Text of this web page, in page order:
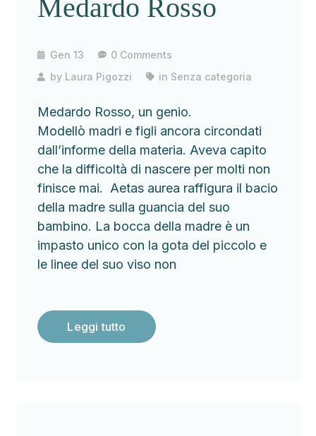
Medardo Rosso
Gen 13
0 Comments
by Laura Pigozzi in Senza categoria
Medardo Rosso, un genio.
Modellò madri e figli ancora circondati
dall’informe della materia. Aveva capito
che la difficoltà di nascere per molti non
finisce mai. Aetas aurea raffigura il bacio
della madre sulla guancia del suo
bambino. La bocca della madre è un
impasto unico con la gota del piccolo e
le linee del suo viso non
Leggi tutto